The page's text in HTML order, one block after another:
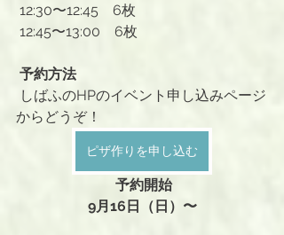
12:30〜12:45　6枚
12:45〜13:00　6枚
予約方法
しばふのHPのイベント申し込みページ
からどうぞ！
ピザ作りを申し込む
予約開始
9月16日（日）〜